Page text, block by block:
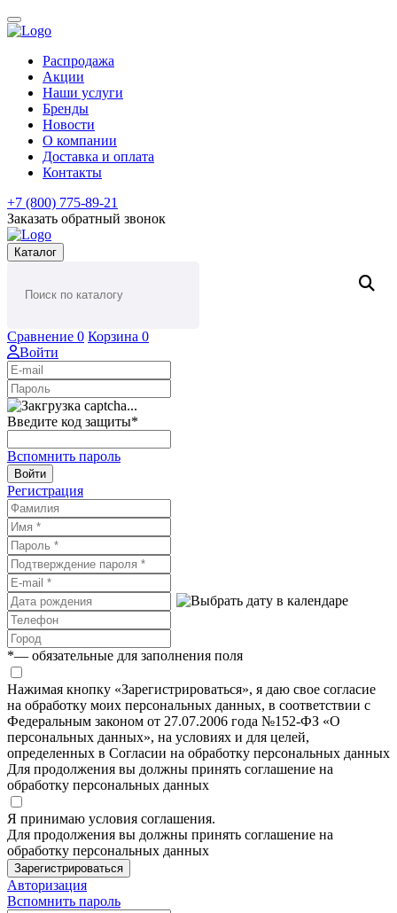
Распродажа
Акции
Наши услуги
Бренды
Новости
О компании
Доставка и оплата
Контакты
+7 (800) 775-89-21
Заказать обратный звонок
Каталог
Сравнение 0 Корзина 0
Войти
Введите код защиты*
Вспомнить пароль
Войти
Регистрация
*— обязательные для заполнения поля
Нажимая кнопку «Зарегистрироваться», я даю свое согласие
на обработку моих персональных данных, в соответствии с
Федеральным законом от 27.07.2006 года №152-ФЗ «О
персональных данных», на условиях и для целей,
определенных в Согласии на обработку персональных данных
Для продолжения вы должны принять соглашение на
обработку персональных данных
Я принимаю условия соглашения.
Для продолжения вы должны принять соглашение на
обработку персональных данных
Зарегистрироваться
Авторизация
Вспомнить пароль